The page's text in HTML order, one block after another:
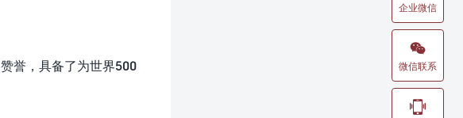
誉，具备了为世界500
企业微信

微信联系
